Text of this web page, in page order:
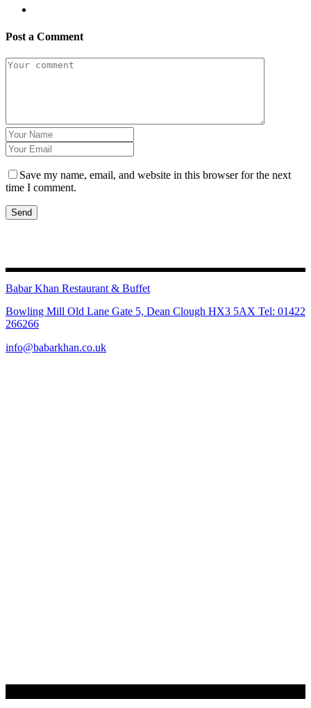
Post a Comment
Save my name, email, and website in this browser for the next
time I comment.
Send
Babar Khan Restaurant & Buffet
Bowling Mill Old Lane Gate 5, Dean Clough HX3 5AX Tel: 01422
266266
info@babarkhan.co.uk